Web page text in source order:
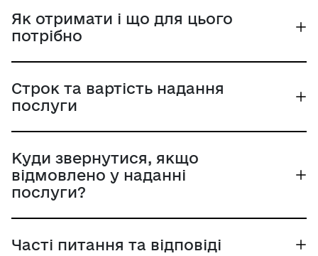
для відмови відсутні, територіальний підрозділ
Державної міграційної служби України приймає
рішення про оформлення набуття особою
Як отримати і що для цього
потрібно
Строк та вартість надання
послуги
Куди звернутися, якщо
відмовлено у наданні
послуги?
Часті питання та відповіді